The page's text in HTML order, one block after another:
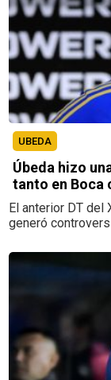
UBEDA
Úbeda hizo
tanto en Boca
El anterior DT del
generó